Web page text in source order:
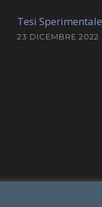
Tesi Sperimentale
23 DICEMBRE 2022